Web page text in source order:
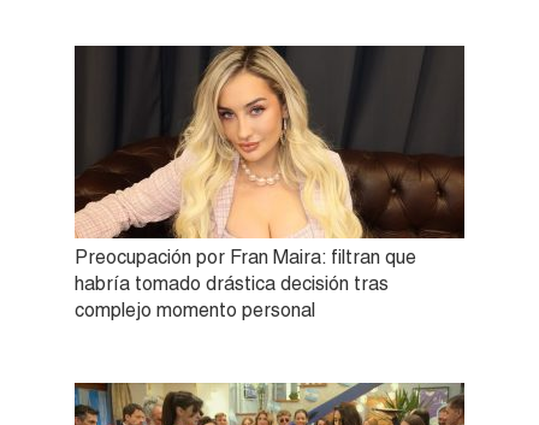
Preocupación por Fran Maira: filtran que
habría tomado drástica decisión tras
complejo momento personal